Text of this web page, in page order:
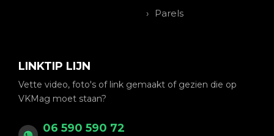
Parels
LINKTIP LIJN
Vette video, foto's of link gemaakt of gezien die op
VKMag moet staan?
06 590 590 72